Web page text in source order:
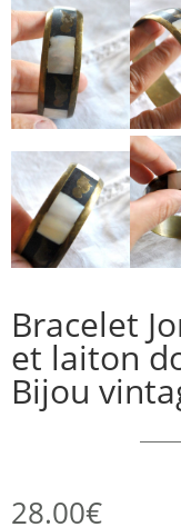
Bracelet
et laiton
Bijou
28.00€